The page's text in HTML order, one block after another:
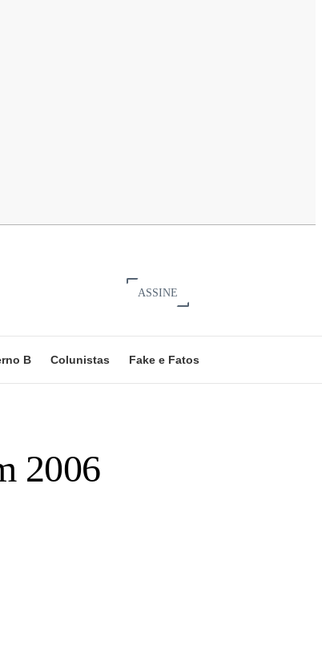
ASSINE
B Colunistas Fake e Fatos
2006